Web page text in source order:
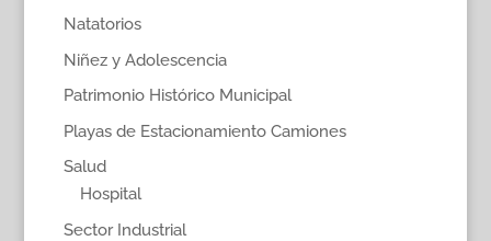
Natatorios
Niñez y Adolescencia
Patrimonio Histórico Municipal
Playas de Estacionamiento Camiones
Salud
Hospital
Sector Industrial